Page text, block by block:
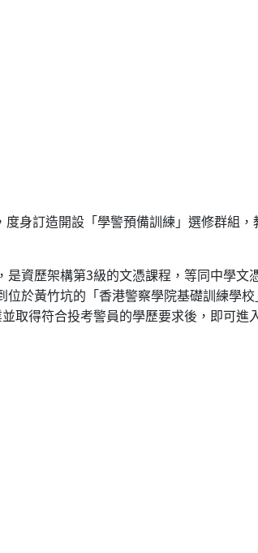
身訂造開設「學警預備訓練」選修群組
資歷架構第3級的文憑課程，等同中學文
於黃竹坑的「香港警察學院基礎訓練學
取得符合投考警員的學歷要求後，即可進